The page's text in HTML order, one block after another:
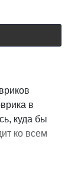
в
куда бы
ко всем